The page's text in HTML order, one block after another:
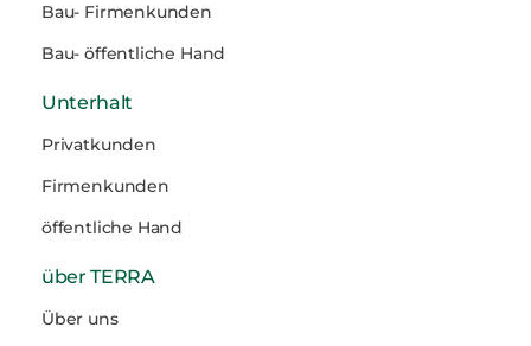
Bau- Firmenkunden
Bau- öffentliche Hand
Unterhalt
Privatkunden
Firmenkunden
öffentliche Hand
über TERRA
Über uns